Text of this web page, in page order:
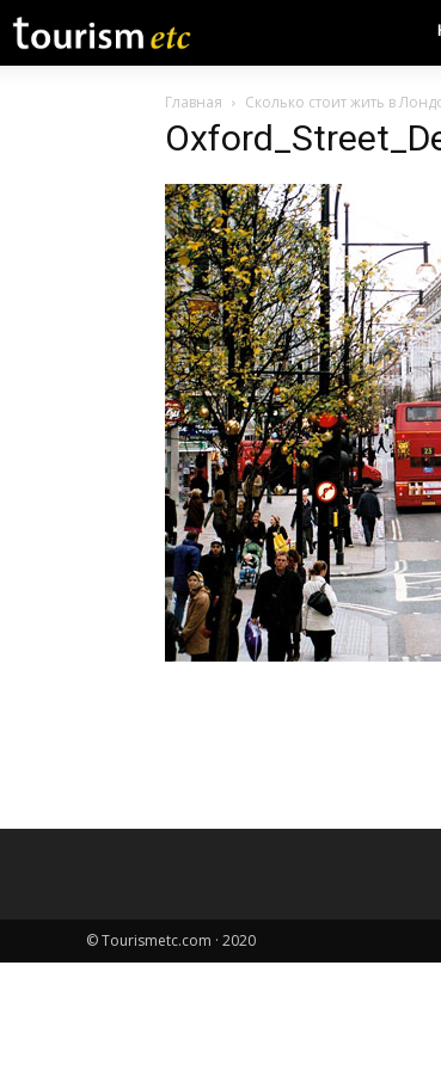
Главная Сколько стоит жить в
© Tourismetc.com · 2020